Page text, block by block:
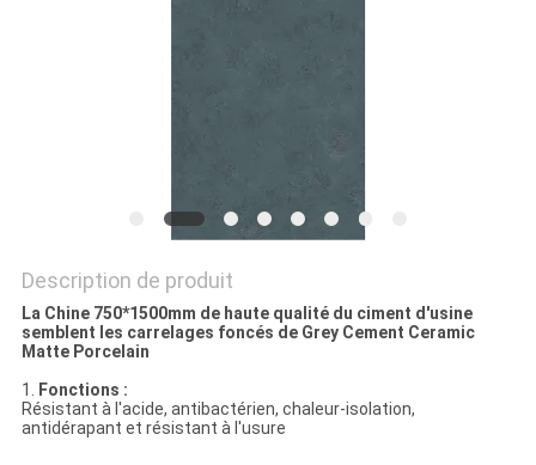
CONFIDENTIALITÉ
Description de produit
La Chine 750*1500mm de haute qualité du ciment d'usine
semblent les carrelages foncés de Grey Cement Ceramic
Matte Porcelain
1. Fonctions :
Résistant à l'acide, antibactérien, chaleur-isolation,
antidérapant et résistant à l'usure